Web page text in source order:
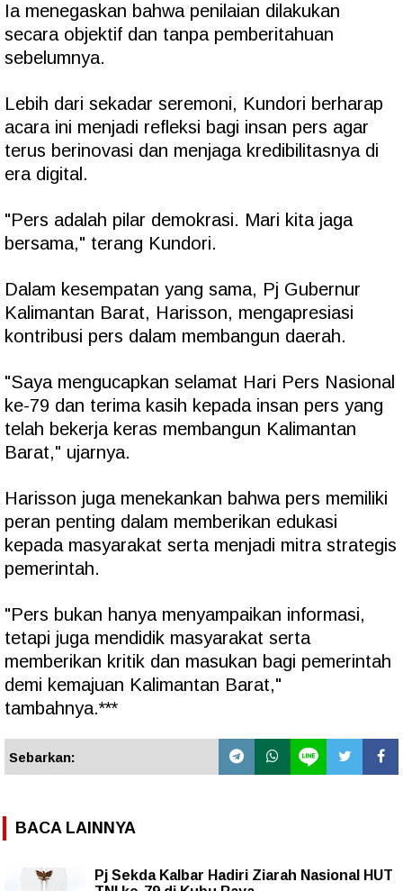
Ia menegaskan bahwa penilaian dilakukan
secara objektif dan tanpa pemberitahuan
sebelumnya.
Lebih dari sekadar seremoni, Kundori berharap
acara ini menjadi refleksi bagi insan pers agar
terus berinovasi dan menjaga kredibilitasnya di
era digital.
"Pers adalah pilar demokrasi. Mari kita jaga
bersama," terang Kundori.
Dalam kesempatan yang sama, Pj Gubernur
Kalimantan Barat, Harisson, mengapresiasi
kontribusi pers dalam membangun daerah.
"Saya mengucapkan selamat Hari Pers Nasional
ke-79 dan terima kasih kepada insan pers yang
telah bekerja keras membangun Kalimantan
Barat," ujarnya.
Harisson juga menekankan bahwa pers memiliki
peran penting dalam memberikan edukasi
kepada masyarakat serta menjadi mitra strategis
pemerintah.
"Pers bukan hanya menyampaikan informasi,
tetapi juga mendidik masyarakat serta
memberikan kritik dan masukan bagi pemerintah
demi kemajuan Kalimantan Barat,"
tambahnya.***
Sebarkan:
BACA LAINNYA
Pj Sekda Kalbar Hadiri Ziarah Nasional HUT